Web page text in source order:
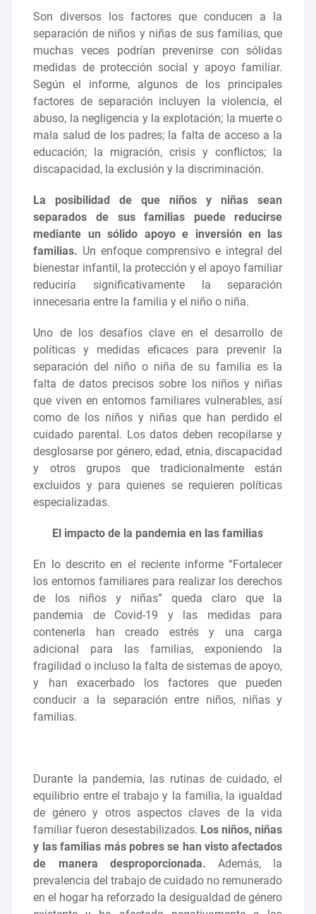
Son diversos los factores que conducen a la
separación de niños y niñas de sus familias, que
muchas veces podrían prevenirse con sólidas
medidas de protección social y apoyo familiar.
Según el informe, algunos de los principales
factores de separación incluyen la violencia, el
abuso, la negligencia y la explotación; la muerte o
mala salud de los padres; la falta de acceso a la
educación; la migración, crisis y conflictos; la
discapacidad, la exclusión y la discriminación.
La posibilidad de que niños y niñas sean
separados de sus familias puede reducirse
mediante un sólido apoyo e inversión en las
familias. Un enfoque comprensivo e integral del
bienestar infantil, la protección y el apoyo familiar
reduciría significativamente la separación
innecesaria entre la familia y el niño o niña.
Uno de los desafíos clave en el desarrollo de
políticas y medidas eficaces para prevenir la
separación del niño o niña de su familia es la
falta de datos precisos sobre los niños y niñas
que viven en entornos familiares vulnerables, así
como de los niños y niñas que han perdido el
cuidado parental. Los datos deben recopilarse y
desglosarse por género, edad, etnia, discapacidad
y otros grupos que tradicionalmente están
excluidos y para quienes se requieren políticas
especializadas.
El impacto de la pandemia en las familias
En lo descrito en el reciente informe “Fortalecer
los entornos familiares para realizar los derechos
de los niños y niñas” queda claro que la
pandemia de Covid-19 y las medidas para
contenerla han creado estrés y una carga
adicional para las familias, exponiendo la
fragilidad o incluso la falta de sistemas de apoyo,
y han exacerbado los factores que pueden
conducir a la separación entre niños, niñas y
familias.
Durante la pandemia, las rutinas de cuidado, el
equilibrio entre el trabajo y la familia, la igualdad
de género y otros aspectos claves de la vida
familiar fueron desestabilizados. Los niños, niñas
y las familias más pobres se han visto afectados
de manera desproporcionada.Además, la
prevalencia del trabajo de cuidado no remunerado
en el hogar ha reforzado la desigualdad de género